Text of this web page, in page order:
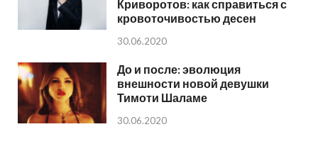
Криворотов: как справиться с
кровоточивостью десен
30.06.2020
До и после: эволюция
внешности новой девушки
Тимоти Шаламе
30.06.2020